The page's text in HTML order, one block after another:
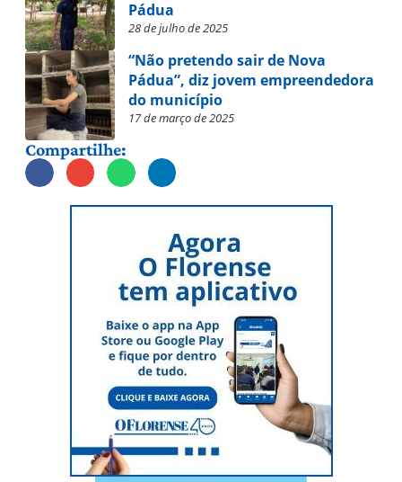
Pádua
28 de julho de 2025
“Não pretendo sair de Nova
Pádua”, diz jovem empreendedora
do município
17 de março de 2025
Compartilhe: